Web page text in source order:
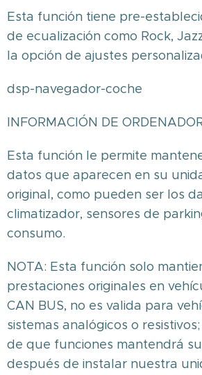
Esta función tiene pre-
de ecualización como Rock,
la opción de ajustes
dsp-navegador-coche
INFORMACIÓN DE
Esta función le permite
datos que aparecen en su
original, como pueden ser los
climatizador, sensores de
consumo.
NOTA: Esta función solo
prestaciones originales en
CAN BUS, no es valida para
sistemas analógicos o
de que funciones mantendrá
después de instalar nuestra